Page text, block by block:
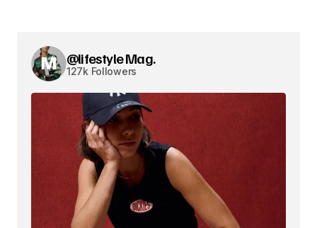
@lifestyle Mag.
127k Followers